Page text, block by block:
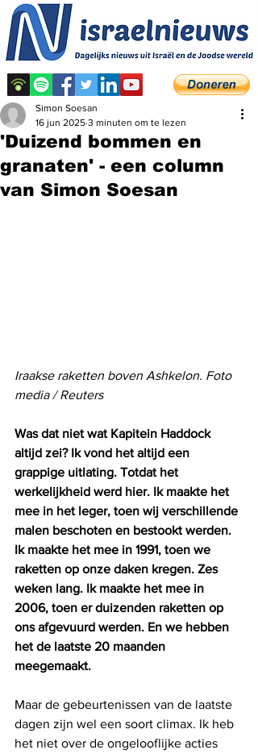
'Duizend bommen en
granaten' - een column
van Simon Soesan
Simon Soesan
16 jun 2025 3 minuten om te lezen
Iraakse raketten boven Ashkelon. Foto
media / Reuters
Was dat niet wat Kapitein Haddock
altijd zei? Ik vond het altijd een
grappige uitlating. Totdat het
werkelijkheid werd hier. Ik maakte het
mee in het leger, toen wij verschillende
malen beschoten en bestookt werden.
Ik maakte het mee in 1991, toen we
raketten op onze daken kregen. Zes
weken lang. Ik maakte het mee in
2006, toen er duizenden raketten op
ons afgevuurd werden. En we hebben
het de laatste 20 maanden
meegemaakt.
Maar de gebeurtenissen van de laatste
dagen zijn wel een soort climax. Ik heb
het niet over de ongelooflijke acties